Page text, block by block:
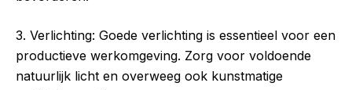
3. Verlichting: Goede verlichting is essentieel voor een
productieve werkomgeving. Zorg voor voldoende
natuurlijk licht en overweeg ook kunstmatige